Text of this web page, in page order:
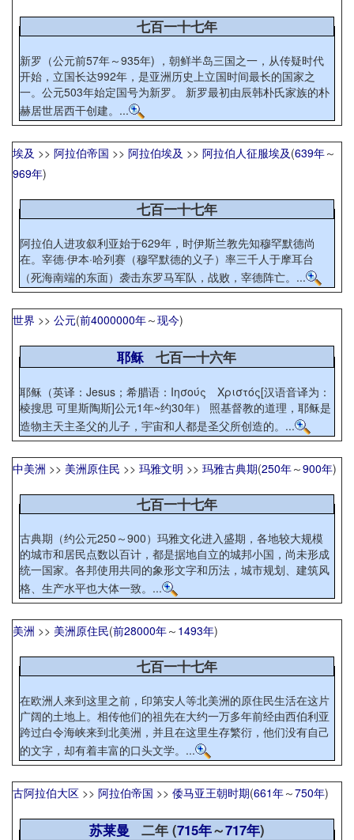
七百一十七年
新罗（公元前57年～935年) ，朝鲜半岛三国之一，从传疑时代
开始，立国长达992年，是亚洲历史上立国时间最长的国家之
一。公元503年始定国号为新罗。 新罗最初由辰韩朴氏家族的朴
赫居世居西干创建。...
埃及 >> 阿拉伯帝国 >> 阿拉伯埃及 >> 阿拉伯人征服埃及(639年～
969年)
七百一十七年
阿拉伯人进攻叙利亚始于629年，时伊斯兰教先知穆罕默德尚
在。宰德·伊本·哈列赛（穆罕默德的义子）率三千人于摩耳台
（死海南端的东面）袭击东罗马军队，战败，宰德阵亡。...
世界 >> 公元(前4000000年～现今)
耶稣七百一十六年
耶稣（英译：Jesus；希腊语：Ιησούς Χριστός[汉语音译为：
棱搜思 可里斯陶斯]公元1年~约30年） 照基督教的道理，耶稣是
造物主天主圣父的儿子，宇宙和人都是圣父所创造的。...
中美洲 >> 美洲原住民 >> 玛雅文明 >> 玛雅古典期(250年～900年)
七百一十七年
古典期（约公元250～900）玛雅文化进入盛期，各地较大规模
的城市和居民点数以百计，都是据地自立的城邦小国，尚未形成
统一国家。各邦使用共同的象形文字和历法，城市规划、建筑风
格、生产水平也大体一致。...
美洲 >> 美洲原住民(前28000年～ 1493年)
七百一十七年
在欧洲人来到这里之前，印第安人等北美洲的原住民生活在这片
广阔的土地上。相传他们的祖先在大约一万多年前经由西伯利亚
跨过白令海峡来到北美洲，并且在这里生存繁衍，他们没有自己
的文字，却有着丰富的口头文学。...
古阿拉伯大区 >> 阿拉伯帝国 >> 倭马亚王朝时期(661年～750年)
苏莱曼 二年 (715年～717年)